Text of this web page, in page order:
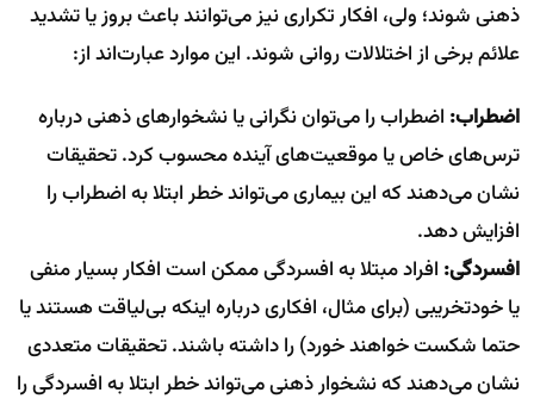
ذهنی شوند؛ ولی، افکار تکراری نیز می‌توانند باعث بروز یا تشدید
علائم برخی از اختلالات روانی شوند. این موارد عبارت‌اند از:
اضطراب: اضطراب را می‌توان نگرانی یا نشخوارهای ذهنی درباره
ترس‌های خاص یا موقعیت‌های آینده محسوب کرد. تحقیقات
نشان می‌دهند که این بیماری می‌تواند خطر ابتلا به اضطراب را
افزایش دهد.
افسردگی: افراد مبتلا به افسردگی ممکن است افکار بسیار منفی
یا خودتخریبی (برای مثال، افکاری درباره اینکه بی‌لیاقت هستند یا
حتما شکست خواهند خورد) را داشته باشند. تحقیقات متعددی
نشان می‌دهند که نشخوار ذهنی می‌تواند خطر ابتلا به افسردگی را